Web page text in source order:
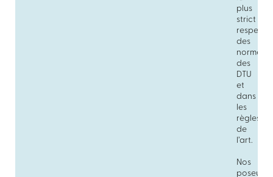
plus
strict
respect
des
normes,
des
DTU
et
dans
les
règles
de
l’art.
Nos
poseurs